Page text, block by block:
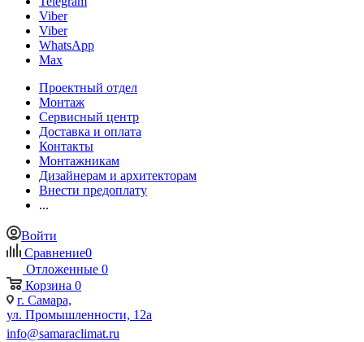
Viber
Viber
WhatsApp
Max
Проектный отдел
Монтаж
Сервисный центр
Доставка и оплата
Контакты
Монтажникам
Дизайнерам и архитекторам
Внести предоплату
...
Войти
Сравнение0
Отложенные 0
Корзина 0
г. Самара,
ул. Промышленности, 12а
info@samaraclimat.ru